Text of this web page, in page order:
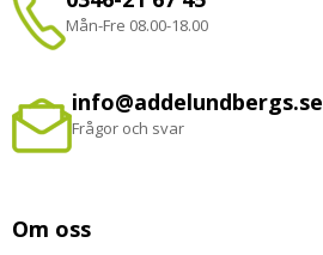
Mån-Fre 08.00-18.00
info@addelundbergs.se
Frågor och svar
Om oss